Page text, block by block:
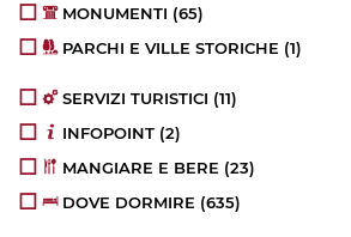
MONUMENTI (65)
PARCHI E VILLE STORICHE (1)
SERVIZI TURISTICI (11)
INFOPOINT (2)
MANGIARE E BERE (23)
DOVE DORMIRE (635)